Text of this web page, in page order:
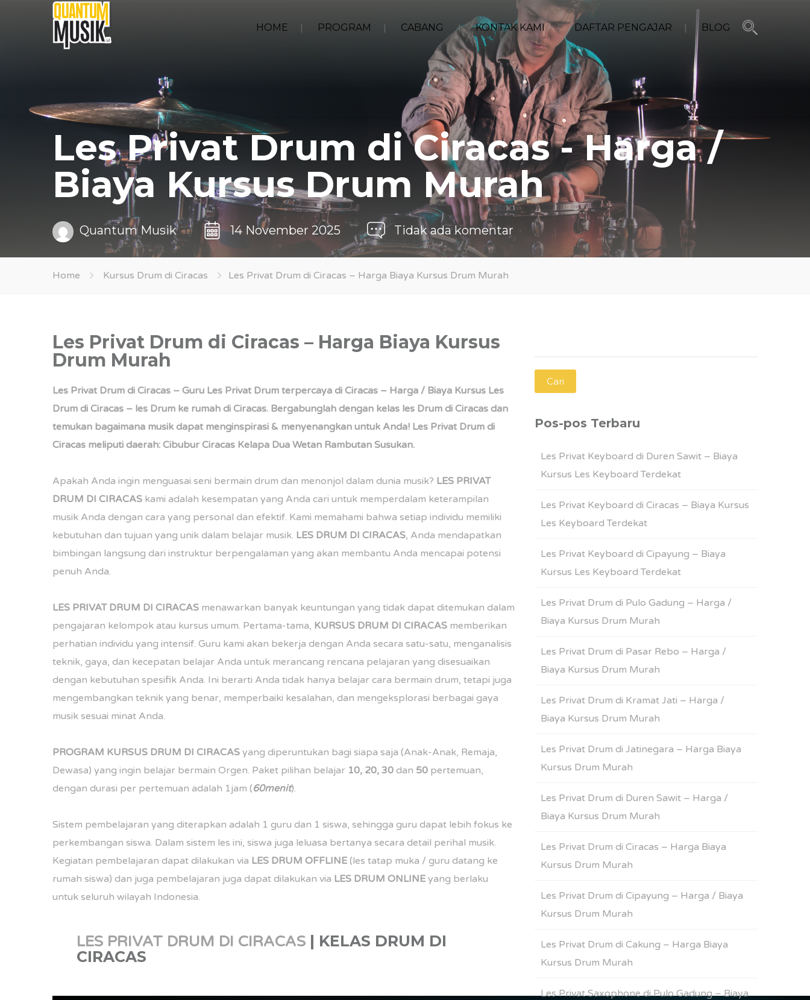
HOME PROGRAM CABANG KONTAK KAMI DAFTAR PENGAJAR BLOG
Les Privat Drum di Ciracas - Harga /
Biaya Kursus Drum Murah
Quantum Musik 14 November 2025 Tidak ada komentar
Home Kursus Drum di Ciracas Les Privat Drum di Ciracas – Harga Biaya Kursus Drum Murah
Les Privat Drum di Ciracas – Harga Biaya Kursus
Drum Murah
Les Privat Drum di Ciracas – Guru Les Privat Drum terpercaya di Ciracas – Harga / Biaya Kursus Les
Drum di Ciracas – les Drum ke rumah di Ciracas. Bergabunglah dengan kelas les Drum di Ciracas dan
temukan bagaimana musik dapat menginspirasi & menyenangkan untuk Anda! Les Privat Drum di
Ciracas meliputi daerah: Cibubur Ciracas Kelapa Dua Wetan Rambutan Susukan.
Apakah Anda ingin menguasai seni bermain drum dan menonjol dalam dunia musik? LES PRIVAT
DRUM DI CIRACAS kami adalah kesempatan yang Anda cari untuk memperdalam keterampilan
musik Anda dengan cara yang personal dan efektif. Kami memahami bahwa setiap individu memiliki
kebutuhan dan tujuan yang unik dalam belajar musik. LES DRUM DI CIRACAS, Anda mendapatkan
bimbingan langsung dari instruktur berpengalaman yang akan membantu Anda mencapai potensi
penuh Anda.
LES PRIVAT DRUM DI CIRACAS menawarkan banyak keuntungan yang tidak dapat ditemukan dalam
pengajaran kelompok atau kursus umum. Pertama-tama, KURSUS DRUM DI CIRACAS memberikan
perhatian individu yang intensif. Guru kami akan bekerja dengan Anda secara satu-satu, menganalisis
teknik, gaya, dan kecepatan belajar Anda untuk merancang rencana pelajaran yang disesuaikan
dengan kebutuhan spesifik Anda. Ini berarti Anda tidak hanya belajar cara bermain drum, tetapi juga
mengembangkan teknik yang benar, memperbaiki kesalahan, dan mengeksplorasi berbagai gaya
musik sesuai minat Anda.
PROGRAM KURSUS DRUM DI CIRACAS yang diperuntukan bagi siapa saja (Anak-Anak, Remaja,
Dewasa) yang ingin belajar bermain Orgen. Paket pilihan belajar 10, 20, 30 dan 50 pertemuan,
dengan durasi per pertemuan adalah 1jam (60menit).
Sistem pembelajaran yang diterapkan adalah 1 guru dan 1 siswa, sehingga guru dapat lebih fokus ke
perkembangan siswa. Dalam sistem les ini, siswa juga leluasa bertanya secara detail perihal musik.
Kegiatan pembelajaran dapat dilakukan via LES DRUM OFFLINE (les tatap muka / guru datang ke
rumah siswa) dan juga pembelajaran juga dapat dilakukan via LES DRUM ONLINE yang berlaku
untuk seluruh wilayah Indonesia.
LES PRIVAT DRUM DI CIRACAS | KELAS DRUM DI
CIRACAS
Pos-pos Terbaru
Les Privat Keyboard di Duren Sawit – Biaya
Kursus Les Keyboard Terdekat
Les Privat Keyboard di Ciracas – Biaya Kursus
Les Keyboard Terdekat
Les Privat Keyboard di Cipayung – Biaya
Kursus Les Keyboard Terdekat
Les Privat Drum di Pulo Gadung – Harga /
Biaya Kursus Drum Murah
Les Privat Drum di Pasar Rebo – Harga /
Biaya Kursus Drum Murah
Les Privat Drum di Kramat Jati – Harga /
Biaya Kursus Drum Murah
Les Privat Drum di Jatinegara – Harga Biaya
Kursus Drum Murah
Les Privat Drum di Duren Sawit – Harga /
Biaya Kursus Drum Murah
Les Privat Drum di Ciracas – Harga Biaya
Kursus Drum Murah
Les Privat Drum di Cipayung – Harga / Biaya
Kursus Drum Murah
Les Privat Drum di Cakung – Harga Biaya
Kursus Drum Murah
Les Privat Saxophone di Pulo Gadung – Biaya